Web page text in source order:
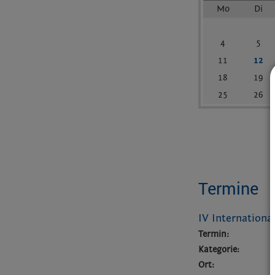
Mo Di
4
5
11
12
18
19
25
26
Termine
IV
Termin:
Kategorie:
Ort: